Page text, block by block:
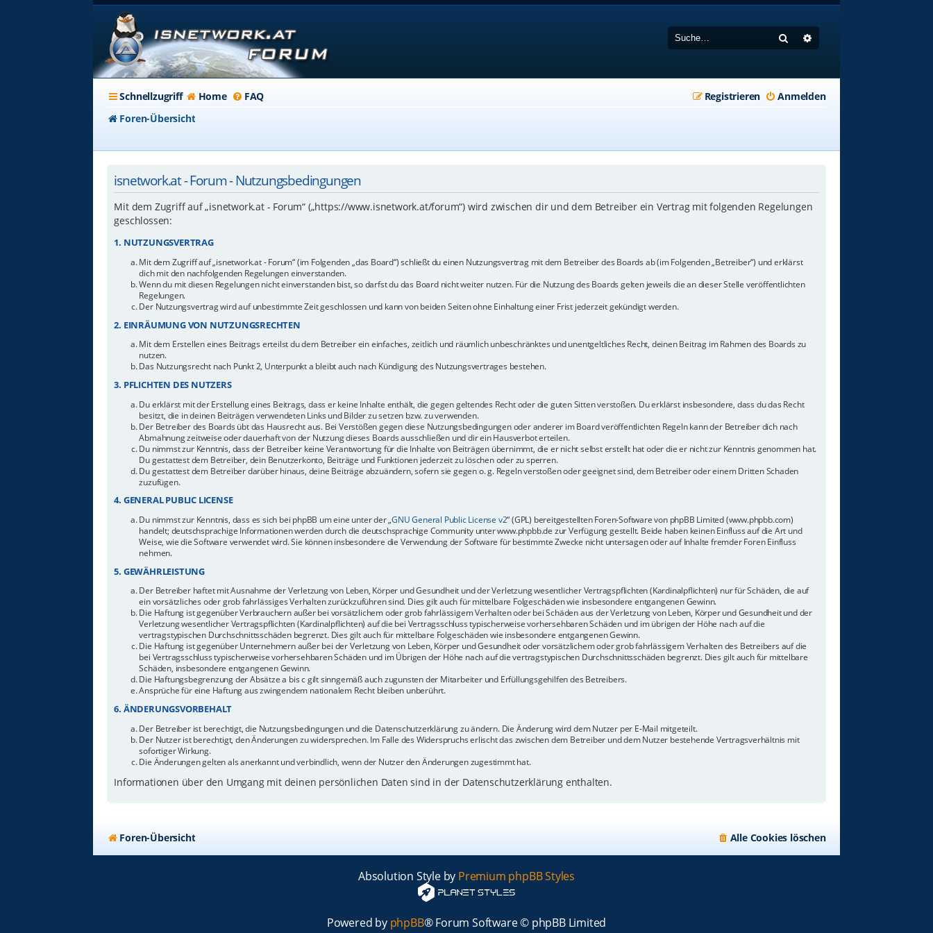
Suche
Schnellzugriff Home FAQ Anmelden
Registrieren
Foren-Übersicht
isnetwork.at - Forum - Nutzungsbedingungen
Mit dem Zugriff auf „isnetwork.at - Forum“ („https://www.isnetwork.at/forum“) wird zwischen dir und dem Betreiber ein Vertrag mit folgenden Regelungen
geschlossen:
1. NUTZUNGSVERTRAG
Mit dem Zugriff auf „isnetwork.at - Forum“ (im Folgenden „das Board“) schließt du einen Nutzungsvertrag mit dem Betreiber des Boards ab (im Folgenden „Betreiber“) und erklärst
dich mit den nachfolgenden Regelungen einverstanden.
Wenn du mit diesen Regelungen nicht einverstanden bist, so darfst du das Board nicht weiter nutzen. Für die Nutzung des Boards gelten jeweils die an dieser Stelle veröffentlichten
Regelungen.
Der Nutzungsvertrag wird auf unbestimmte Zeit geschlossen und kann von beiden Seiten ohne Einhaltung einer Frist jederzeit gekündigt werden.
2. EINRÄUMUNG VON NUTZUNGSRECHTEN
Mit dem Erstellen eines Beitrags erteilst du dem Betreiber ein einfaches, zeitlich und räumlich unbeschränktes und unentgeltliches Recht, deinen Beitrag im Rahmen des Boards zu
nutzen.
Das Nutzungsrecht nach Punkt 2, Unterpunkt a bleibt auch nach Kündigung des Nutzungsvertrages bestehen.
3. PFLICHTEN DES NUTZERS
Du erklärst mit der Erstellung eines Beitrags, dass er keine Inhalte enthält, die gegen geltendes Recht oder die guten Sitten verstoßen. Du erklärst insbesondere, dass du das Recht
besitzt, die in deinen Beiträgen verwendeten Links und Bilder zu setzen bzw. zu verwenden.
Der Betreiber des Boards übt das Hausrecht aus. Bei Verstößen gegen diese Nutzungsbedingungen oder anderer im Board veröffentlichten Regeln kann der Betreiber dich nach
Abmahnung zeitweise oder dauerhaft von der Nutzung dieses Boards ausschließen und dir ein Hausverbot erteilen.
Du nimmst zur Kenntnis, dass der Betreiber keine Verantwortung für die Inhalte von Beiträgen übernimmt, die er nicht selbst erstellt hat oder die er nicht zur Kenntnis genommen hat.
Du gestattest dem Betreiber, dein Benutzerkonto, Beiträge und Funktionen jederzeit zu löschen oder zu sperren.
Du gestattest dem Betreiber darüber hinaus, deine Beiträge abzuändern, sofern sie gegen o. g. Regeln verstoßen oder geeignet sind, dem Betreiber oder einem Dritten Schaden
zuzufügen.
4. GENERAL PUBLIC LICENSE
Du nimmst zur Kenntnis, dass es sich bei phpBB um eine unter der „GNU General Public License v2“ (GPL) bereitgestellten Foren-Software von phpBB Limited (www.phpbb.com)
handelt; deutschsprachige Informationen werden durch die deutschsprachige Community unter www.phpbb.de zur Verfügung gestellt. Beide haben keinen Einfluss auf die Art und
Weise, wie die Software verwendet wird. Sie können insbesondere die Verwendung der Software für bestimmte Zwecke nicht untersagen oder auf Inhalte fremder Foren Einfluss
nehmen.
5. GEWÄHRLEISTUNG
Der Betreiber haftet mit Ausnahme der Verletzung von Leben, Körper und Gesundheit und der Verletzung wesentlicher Vertragspflichten (Kardinalpflichten) nur für Schäden, die auf
ein vorsätzliches oder grob fahrlässiges Verhalten zurückzuführen sind. Dies gilt auch für mittelbare Folgeschäden wie insbesondere entgangenen Gewinn.
Die Haftung ist gegenüber Verbrauchern außer bei vorsätzlichem oder grob fahrlässigem Verhalten oder bei Schäden aus der Verletzung von Leben, Körper und Gesundheit und der
Verletzung wesentlicher Vertragspflichten (Kardinalpflichten) auf die bei Vertragsschluss typischerweise vorhersehbaren Schäden und im übrigen der Höhe nach auf die
vertragstypischen Durchschnittsschäden begrenzt. Dies gilt auch für mittelbare Folgeschäden wie insbesondere entgangenen Gewinn.
Die Haftung ist gegenüber Unternehmern außer bei der Verletzung von Leben, Körper und Gesundheit oder vorsätzlichem oder grob fahrlässigem Verhalten des Betreibers auf die
bei Vertragsschluss typischerweise vorhersehbaren Schäden und im Übrigen der Höhe nach auf die vertragstypischen Durchschnittsschäden begrenzt. Dies gilt auch für mittelbare
Schäden, insbesondere entgangenen Gewinn.
Die Haftungsbegrenzung der Absätze a bis c gilt sinngemäß auch zugunsten der Mitarbeiter und Erfüllungsgehilfen des Betreibers.
Ansprüche für eine Haftung aus zwingendem nationalem Recht bleiben unberührt.
6. ÄNDERUNGSVORBEHALT
Der Betreiber ist berechtigt, die Nutzungsbedingungen und die Datenschutzerklärung zu ändern. Die Änderung wird dem Nutzer per E-Mail mitgeteilt.
Der Nutzer ist berechtigt, den Änderungen zu widersprechen. Im Falle des Widerspruchs erlischt das zwischen dem Betreiber und dem Nutzer bestehende Vertragsverhältnis mit
sofortiger Wirkung.
Die Änderungen gelten als anerkannt und verbindlich, wenn der Nutzer den Änderungen zugestimmt hat.
Informationen über den Umgang mit deinen persönlichen Daten sind in der Datenschutzerklärung enthalten.
Foren-Übersicht Alle Cookies löschen
Absolution Style by Premium phpBB Styles
Powered by phpBB® Forum Software © phpBB Limited